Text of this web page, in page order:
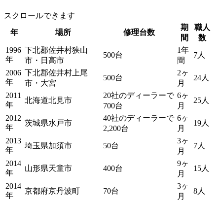
スクロールできます
年
場所 修理台数
期
間
職人
数
1996
年
下北郡佐井村狭山
市・日高市
500台
1年
間
7人
2006
年
下北郡佐井村上尾
市・大宮
500台
2ヶ
月
24人
2011
年
北海道北見市
20社のディーラーで
700台
6ヶ
月
25人
2012
年
茨城県水戸市
40社のディーラーで
2,200台
6ヶ
月
19人
2013
年
埼玉県加須市 50台
3ヶ
月
7人
2014
年
山形県天童市 400台
9ヶ
月
15人
2014
年
京都府京丹波町 70台
3ヶ
月
8人